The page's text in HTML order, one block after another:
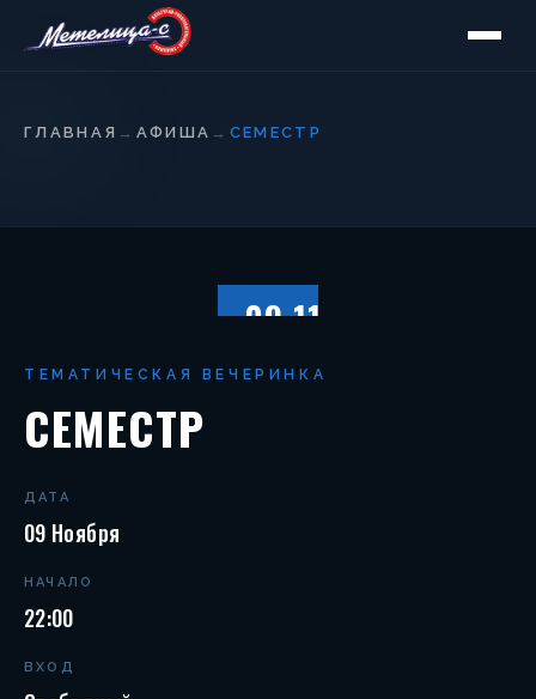
ГЛАВНАЯ → АФИША → СЕМЕСТР
09.11
ТЕМАТИЧЕСКАЯ ВЕЧЕРИНКА
СЕМЕСТР
ДАТА
09 Ноября
НАЧАЛО
22:00
ВХОД